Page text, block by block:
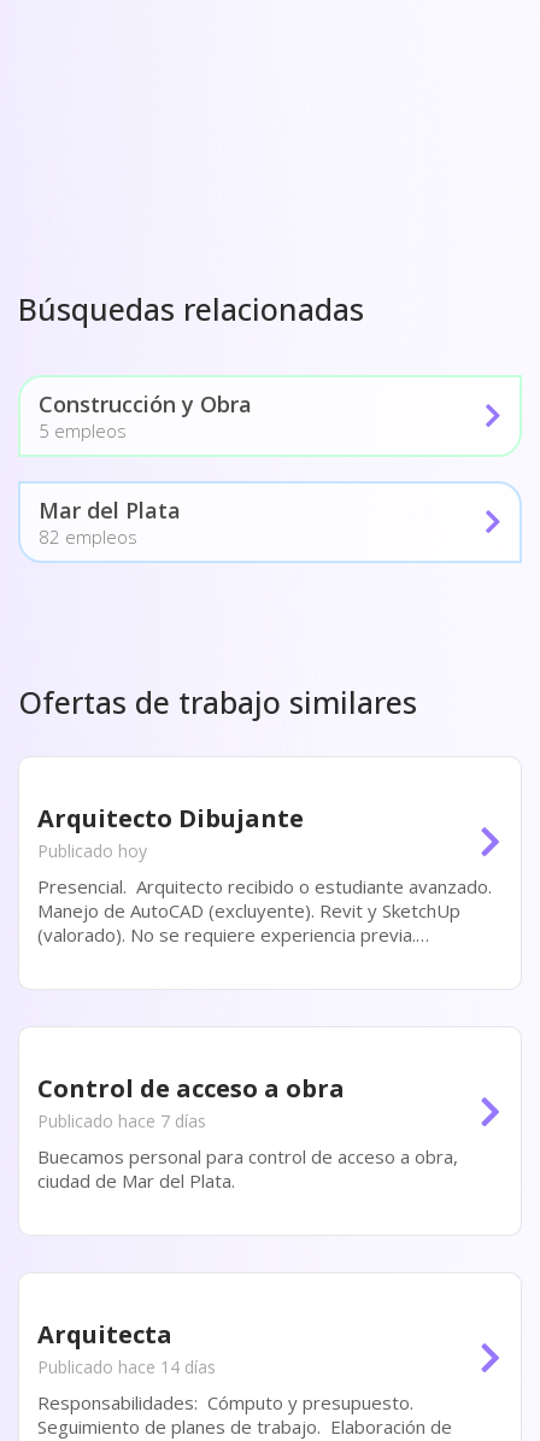
Búsquedas relacionadas
Construcción y Obra
5 empleos
Mar del Plata
82 empleos
Ofertas de trabajo similares
Arquitecto Dibujante
Publicado hoy
Presencial. Arquitecto recibido o estudiante avanzado.
Manejo de AutoCAD (excluyente). Revit y SketchUp
(valorado). No se requiere experiencia previa.
Control de acceso a obra
Publicado hace 7 días
Buecamos personal para control de acceso a obra,
ciudad de Mar del Plata.
Arquitecta
Publicado hace 14 días
Responsabilidades: Cómputo y presupuesto.
Seguimiento de planes de trabajo. Elaboración de